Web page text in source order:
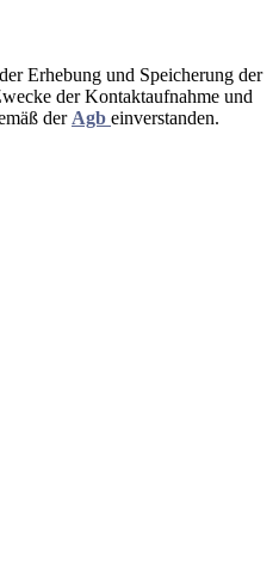
Erhebung und Speicherung der
der Kontaktaufnahme und
der Agb einverstanden.